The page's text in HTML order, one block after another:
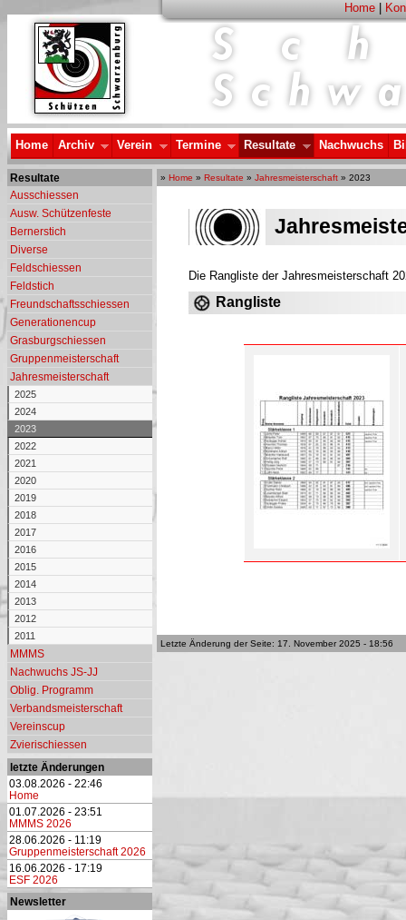
Home|
Home Archiv Verein Termine Resultate Nachwuchs
Resultate
Ausschiessen
Ausw. Schützenfeste
Bernerstich
Diverse
Feldschiessen
Feldstich
Freundschaftsschiessen
Generationencup
Grasburgschiessen
Gruppenmeisterschaft
Jahresmeisterschaft
2025
2024
2023
2022
2021
2020
2019
2018
2017
2016
2015
2014
2013
2012
2011
MMMS
Nachwuchs JS-JJ
Oblig. Programm
Verbandsmeisterschaft
Vereinscup
Zvierischiessen
letzte Änderungen
03.08.2026 - 22:46
Home
01.07.2026 - 23:51
MMMS 2026
28.06.2026 - 11:19
Gruppenmeisterschaft 2026
16.06.2026 - 17:19
ESF 2026
Newsletter
» Home » Resultate » Jahresmeisterschaft » 2023
Die Rangliste der Jahresmeisterschaft
Rangliste
Letzte Änderung der Seite: 17. November 2025 - 18:56